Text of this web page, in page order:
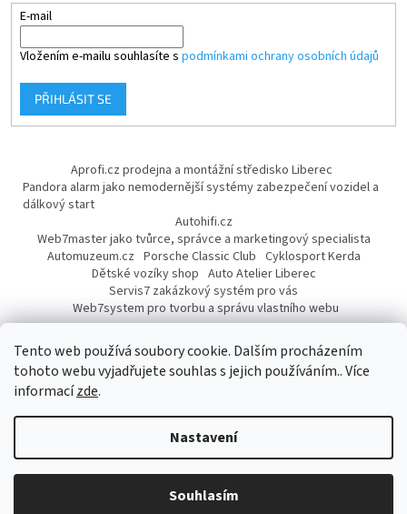
Tento web používá soubory cookie. Dalším procházením
tohoto webu vyjadřujete souhlas s jejich používáním.. Více
informacízde.
Nastavení
Souhlasím
E-mail
Vložením e-mailu souhlasíte s podmínkami ochrany osobních údajů
PŘIHLÁSIT SE
Aprofi.cz prodejna a montážní středisko Liberec
Pandora alarm jako nemodernější systémy zabezpečení vozidel a
dálkový start
Autohifi.cz
Web7master jako tvůrce, správce a marketingový specialista
Automuzeum.cz Porsche Classic Club Cyklosport Kerda
Dětské vozíky shop Auto Atelier Liberec
Servis7 zakázkový systém pro vás
Web7system pro tvorbu a správu vlastního webu
Dárek
Copyright 2026AUTOPROFI CZ. Všechna práva vyhrazena.Upravit
nastavení cookies